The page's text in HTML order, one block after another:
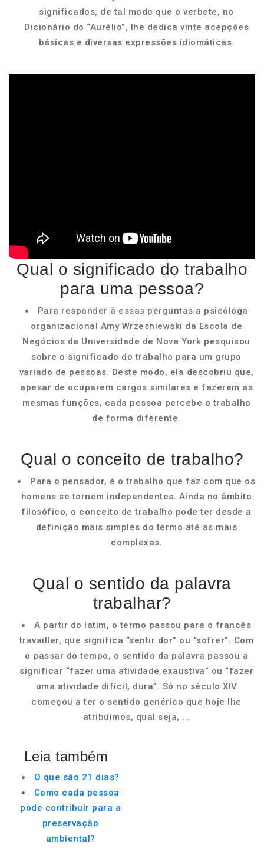
significados, de tal modo que o verbete, no
Dicionário do “Aurélio”, lhe dedica vinte acepções
básicas e diversas expressões idiomáticas.
Qual o significado do trabalho
para uma pessoa?
Para responder à essas perguntas a psicóloga
organizacional Amy Wrzesniewski da Escola de
Negócios da Universidade de Nova York pesquisou
sobre o significado do trabalho para um grupo
variado de pessoas. Deste modo, ela descobriu que,
apesar de ocuparem cargos similares e fazerem as
mesmas funções, cada pessoa percebe o trabalho
de forma diferente.
Qual o conceito de trabalho?
Para o pensador, é o trabalho que faz com que os
homens se tornem independentes. Ainda no âmbito
filosófico, o conceito de trabalho pode ter desde a
definição mais simples do termo até as mais
complexas.
Qual o sentido da palavra
trabalhar?
A partir do latim, o termo passou para o francês
travailler, que significa “sentir dor” ou “sofrer”. Com
o passar do tempo, o sentido da palavra passou a
significar “fazer uma atividade exaustiva” ou “fazer
uma atividade difícil, dura”. Só no século XIV
começou a ter o sentido genérico que hoje lhe
atribuímos, qual seja, ...
Leia também
O que são 21 dias?
Como cada pessoa
pode contribuir para a
preservação
ambiental?